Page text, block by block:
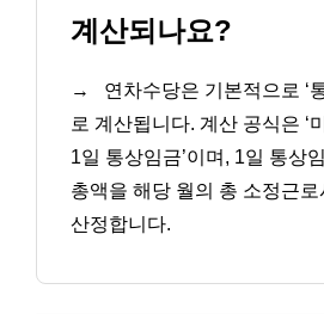
계산되나요?
→
연차수당은 기본적으로 ‘
로 계산됩니다. 계산 공식은 ‘
1일 통상임금’이며, 1일 통상
총액을 해당 월의 총 소정근
산정합니다.